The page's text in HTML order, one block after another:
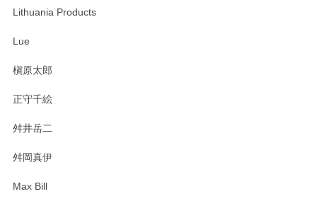
います。無事に届いたようで安心いたしまし
Lithuania Products
Lue
槇原太郎
正守千絵
舛井岳二
舛岡真伊
Max Bill